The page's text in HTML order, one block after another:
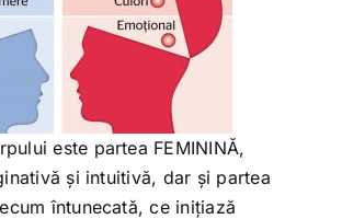
este partea FEMININĂ,
și intuitivă, dar și partea
întunecată, ce inițiază